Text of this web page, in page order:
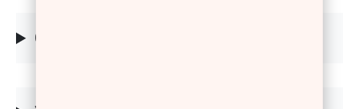
ΟΔΗΓΙΕΣ